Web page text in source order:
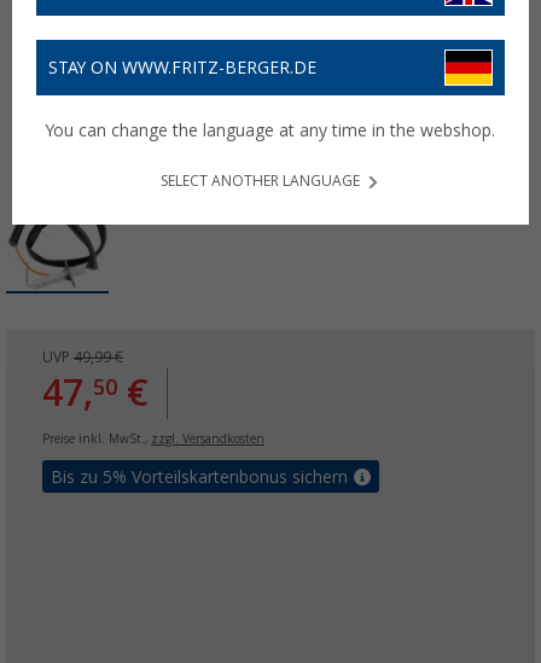
UVP 49,99 €
47,50 €
Preise inkl. MwSt., zzgl. Versandkosten
Bis zu 5% Vorteilskartenbonus sichern
STAY ON WWW.FRITZ-BERGER.DE
You can change the language at any time in the webshop.
SELECT ANOTHER LANGUAGE